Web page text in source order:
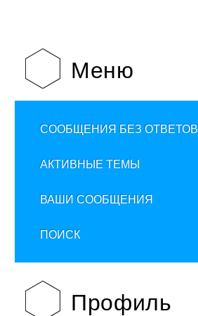
Меню
СООБЩЕНИЯ БЕЗ ОТВЕТОВ
АКТИВНЫЕ ТЕМЫ
ВАШИ СООБЩЕНИЯ
ПОИСК
Профиль